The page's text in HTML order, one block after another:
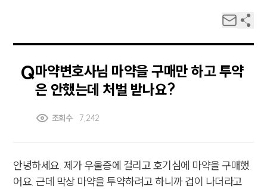
Q마약변호사님 마약을 구매만 하고 투약
은 안했는데 처벌 받나요?
조회수 7,242
안녕하세요. 제가 우울증에 걸리고 호기심에 마약을 구매했
어요. 근데 막상 마약을 투약하려고 하니까 겁이 나더라고